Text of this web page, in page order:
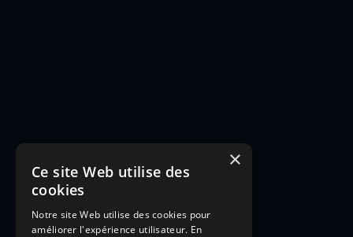
×
Ce site Web utilise des
cookies
Notre site Web utilise des cookies pour
améliorer l'expérience utilisateur. En